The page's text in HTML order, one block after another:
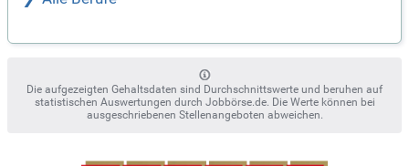
Die aufgezeigten Gehaltsdaten sind Durchschnittswerte und beruhen auf
statistischen Auswertungen durch Jobbörse.de. Die Werte können bei
ausgeschriebenen Stellenangeboten abweichen.